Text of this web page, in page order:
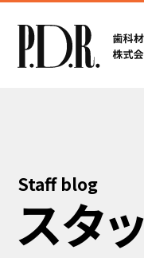
Staff blog
スタ